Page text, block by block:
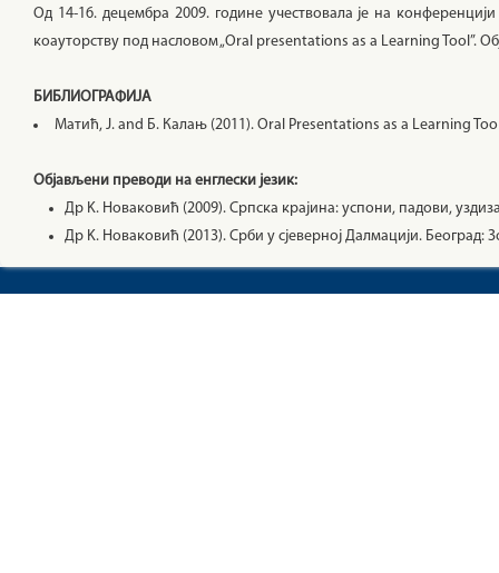
Од 14-16. децембра 2009. године учествовала је на
коауторству под насловом „Oral presentations as a Learning Tool”.
БИБЛИОГРАФИЈА
Матић, J. and Б. Калањ (2011). Oral Presentations as a Learning
Објављени преводи на енглески језик:
Др K. Новаковић (2009). Српска крајина: успони, падови,
Др K. Новаковић (2013). Срби у сјеверној Далмацији. Београд: